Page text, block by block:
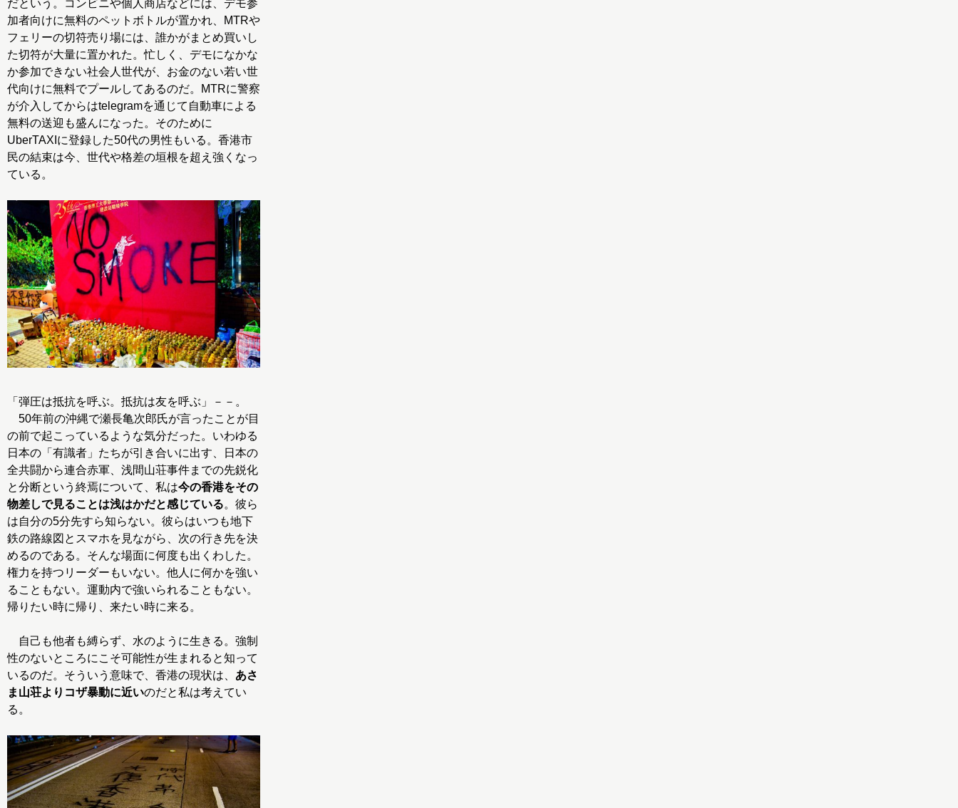
だという。コンビニや個人商店などには、デモ参
加者向けに無料のペットボトルが置かれ、MTRや
フェリーの切符売り場には、誰かがまとめ買いし
た切符が大量に置かれた。忙しく、デモになかな
か参加できない社会人世代が、お金のない若い世
代向けに無料でプールしてあるのだ。MTRに警察
が介入してからはtelegramを通じて自動車による
無料の送迎も盛んになった。そのために
UberTAXIに登録した50代の男性もいる。香港市
民の結束は今、世代や格差の垣根を超え強くなっ
ている。
「弾圧は抵抗を呼ぶ。抵抗は友を呼ぶ」－－。
50年前の沖縄で瀬長亀次郎氏が言ったことが目
の前で起こっているような気分だった。いわゆる
日本の「有識者」たちが引き合いに出す、日本の
全共闘から連合赤軍、浅間山荘事件までの先鋭化
と分断という終焉について、私は今の香港をその
物差しで見ることは浅はかだと感じている。彼ら
は自分の5分先すら知らない。彼らはいつも地下
鉄の路線図とスマホを見ながら、次の行き先を決
めるのである。そんな場面に何度も出くわした。
権力を持つリーダーもいない。他人に何かを強い
ることもない。運動内で強いられることもない。
帰りたい時に帰り、来たい時に来る。
自己も他者も縛らず、水のように生きる。強制
性のないところにこそ可能性が生まれると知って
いるのだ。そういう意味で、香港の現状は、 あさ
ま山荘よりコザ暴動に近いのだと私は考えてい
る。